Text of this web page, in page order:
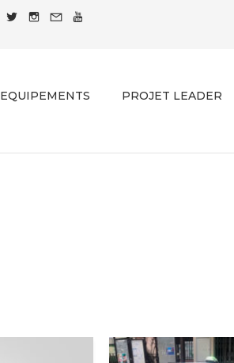
EQUIPEMENTS PROJET LEADER